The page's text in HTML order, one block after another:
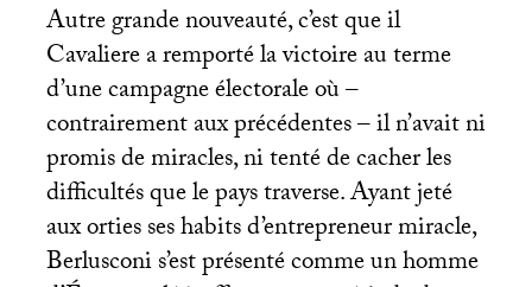
Autre grande nouveauté, c’est que il
Cavaliere a remporté la victoire au terme
d’une campagne électorale où –
contrairement aux précédentes – il n’avait ni
promis de miracles, ni tenté de cacher les
difficultés que le pays traverse. Ayant jeté
aux orties ses habits d’entrepreneur miracle,
Berlusconi s’est présenté comme un homme